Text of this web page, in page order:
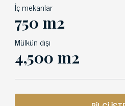
İç mekanlar
750 m2
Mülkün dışı
4,500 m2